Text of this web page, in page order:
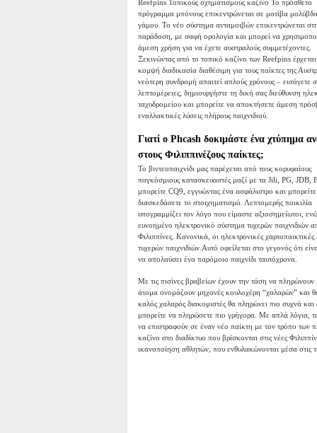
Reefpins Τοπικούς σχηματισμούς καζίνο Το πρόσθετο
πρόγραμμα μπόνους επικεντρώνεται σε μοτίβα
γάμου. Το νέο σύστημα ανταμοιβών επικεντρώνεται
παράδοση, με σαφή ορολογία και μπορεί να
άμεση χρήση για να έχετε αυστραλούς συμμετέχοντες.
Ξεκινώντας από το τοπικό καζίνο των Reefpins
κομψή διαδικασία διαθέσιμη για τους παίκτες της
νεότερη συνδρομή απαιτεί απλούς χρόνους – εισάγετε
λεπτομέρειες, δημιουργήστε τη δική σας διεύθυνση
ταχυδρομείου και μπορείτε να αποκτήσετε άμεση
εναλλακτικές λύσεις πλήρους παιχνιδιού.
Γιατί ο Phcash δοκιμάστε ένα χτύπημα
στους Φιλιππινέζους παίκτες;
Το βιντεοπαιχνίδι μας παρέχεται από τους κορυφαίους
παγκόσμιους κατασκευαστές μαζί με τα Jili, PG, JDB,
μπορείτε CQ9, εγγυώντας ένα ασφάλιστρο και
διασκεδάσετε το στοιχηματισμό. Λεπτομερής ποικιλία
υπογραμμίζει τον λόγο που είμαστε αξιοσημείωτοι,
ευνοημένο ηλεκτρονικό σύστημα τυχερών παιχνιδιών
Φιλιππίνες. Κανονικά, οι ηλεκτρονικές
τυχερών παιχνιδιών.Αυτό οφείλεται στο γεγονός ότι
να απολαύσει ένα παρόμοιο παιχνίδι ταυτόχρονα.
Με τις πισίνες βραβείων έχουν την τάση να
άτομα ονομάζουν μηχανές κουλοχέρη “χαλαρών” και
καλός χαλαρός διακομιστές θα πληρώνει πιο συχνά
μπορείτε να πληρώσετε πιο γρήγορα. Με απλά λόγια,
να επιστραφούν σε έναν νέο παίκτη με τον τρόπο
καζίνο στο διαδίκτυο που βρίσκονται στις νέες
ικανοποίηση αθλητών, που ενθυλακώνονται μέσα στις